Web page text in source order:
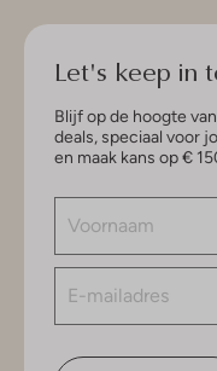
Let's keep in
Blijf op de hoogte
deals, speciaal voor
en maak kans op €